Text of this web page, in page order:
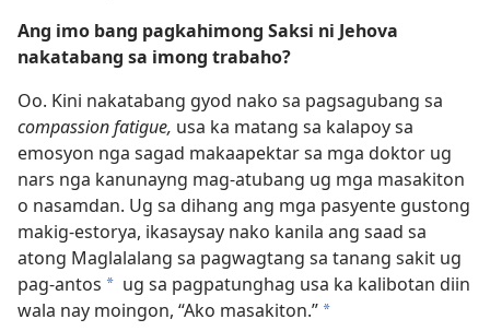
Ang imo bang pagkahimong Saksi ni Jehova
nakatabang sa imong trabaho?
Oo. Kini nakatabang gyod nako sa pagsagubang sa
compassion fatigue, usa ka matang sa kalapoy sa
emosyon nga sagad makaapektar sa mga doktor ug
nars nga kanunayng mag-atubang ug mga masakiton
o nasamdan. Ug sa dihang ang mga pasyente gustong
makig-estorya, ikasaysay nako kanila ang saad sa
atong Maglalalang sa pagwagtang sa tanang sakit ug
pag-antos * ug sa pagpatunghag usa ka kalibotan diin
wala nay moingon, “Ako masakiton.” *